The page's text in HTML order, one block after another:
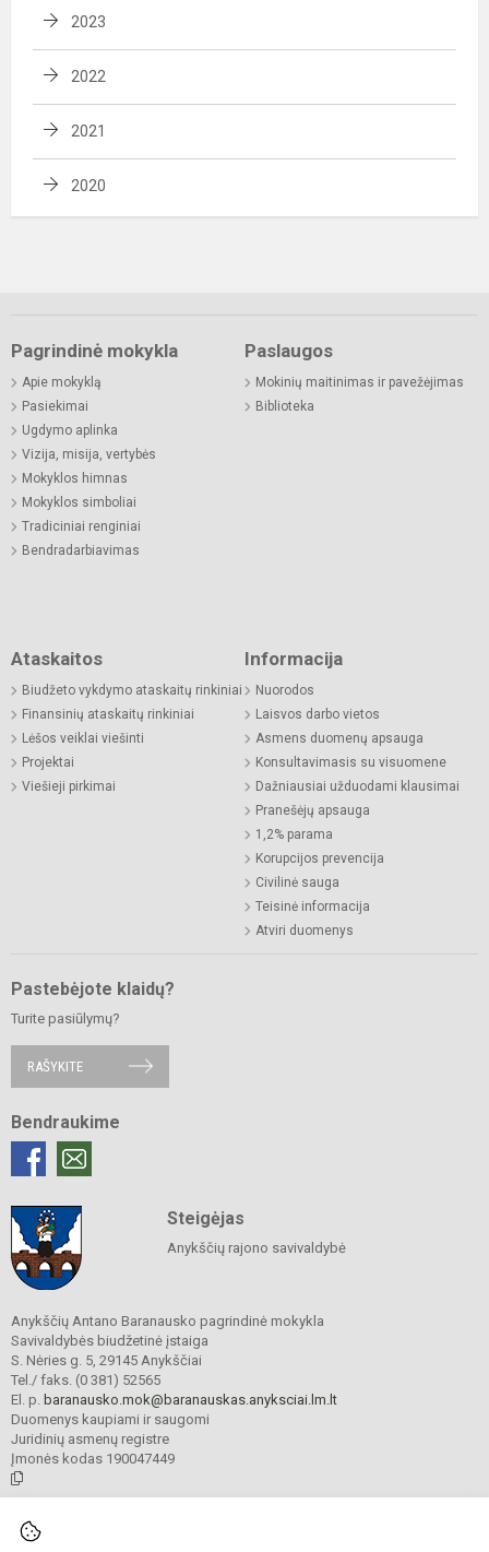
2023
2022
2021
2020
Pagrindinė mokykla
Apie mokyklą
Pasiekimai
Ugdymo aplinka
Vizija, misija, vertybės
Mokyklos himnas
Mokyklos simboliai
Tradiciniai renginiai
Bendradarbiavimas
Paslaugos
Mokinių maitinimas ir pavežėjimas
Biblioteka
Ataskaitos
Biudžeto vykdymo ataskaitų rinkiniai
Finansinių ataskaitų rinkiniai
Lėšos veiklai viešinti
Projektai
Viešieji pirkimai
Informacija
Nuorodos
Laisvos darbo vietos
Asmens duomenų apsauga
Konsultavimasis su visuomene
Dažniausiai užduodami klausimai
Pranešėjų apsauga
1,2% parama
Korupcijos prevencija
Civilinė sauga
Teisinė informacija
Atviri duomenys
Pastebėjote klaidų?
Turite pasiūlymų?
RAŠYKITE
Bendraukime
Steigėjas
Anykščių rajono savivaldybė
Anykščių Antano Baranausko pagrindinė mokykla
Savivaldybės biudžetinė įstaiga
S. Nėries g. 5, 29145 Anykščiai
Tel./ faks. (0 381) 52565
El. p. baranausko.mok@baranauskas.anyksciai.lm.lt
Duomenys kaupiami ir saugomi
Juridinių asmenų registre
Įmonės kodas 190047449